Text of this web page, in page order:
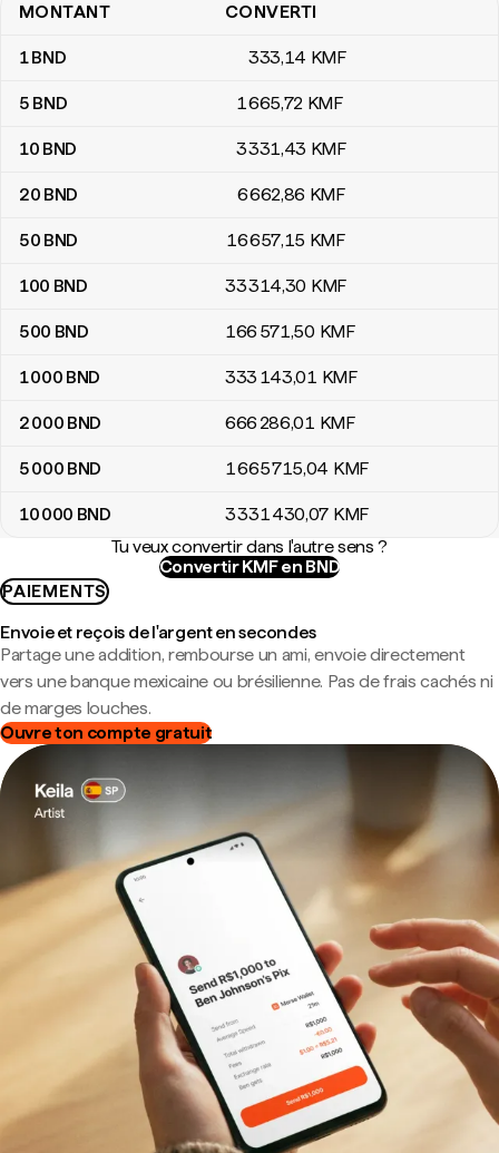
Table de conversion dollars brunéiens vers francs comoriens
MONTANT CONVERTI
1BND 333,14 KMF
5 BND 1 665,72 KMF
10 BND 3 331,43 KMF
20 BND 6 662,86 KMF
50 BND 16 657,15 KMF
100 BND 33 314,30 KMF
500 BND 166 571,50 KMF
1 000 BND 333 143,01 KMF
2 000 BND 666 286,01 KMF
5 000 BND 1 665 715,04 KMF
10 000 BND 3 331 430,07 KMF
Tu veux convertir dans l'autre sens ?
Convertir KMF en BND
PAIEMENTS
Envoie et reçois de l'argent en secondes
Partage une addition, rembourse un ami, envoie directement
vers une banque mexicaine ou brésilienne. Pas de frais cachés ni
de marges louches.
Ouvre ton compte gratuit